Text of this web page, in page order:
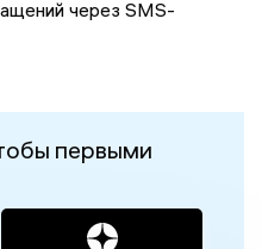
через SMS-
первыми